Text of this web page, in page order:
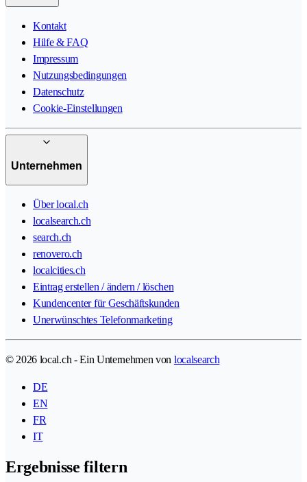
Kontakt
Hilfe & FAQ
Impressum
Nutzungsbedingungen
Datenschutz
Cookie-Einstellungen
Unternehmen
Über local.ch
localsearch.ch
search.ch
renovero.ch
localcities.ch
Eintrag erstellen / ändern / löschen
Kundencenter für Geschäftskunden
Unerwünschtes Telefonmarketing
© 2026 local.ch - Ein Unternehmen von localsearch
DE
EN
FR
IT
Ergebnisse filtern